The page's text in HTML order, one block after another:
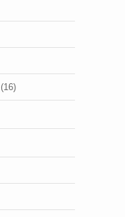
(16)